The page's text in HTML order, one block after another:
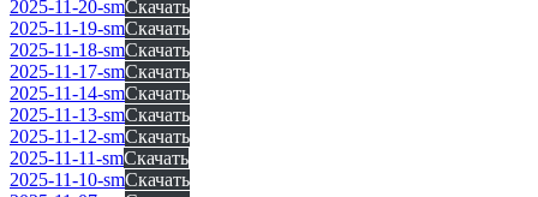
2025-11-20-smСкачать
2025-11-19-smСкачать
2025-11-18-smСкачать
2025-11-17-smСкачать
2025-11-14-smСкачать
2025-11-13-smСкачать
2025-11-12-smСкачать
2025-11-11-smСкачать
2025-11-10-smСкачать